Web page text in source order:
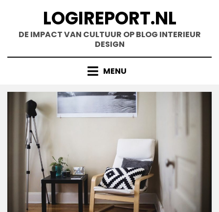
inhoud
LOGIREPORT.NL
DE IMPACT VAN CULTUUR OP BLOG INTERIEUR
DESIGN
MENU